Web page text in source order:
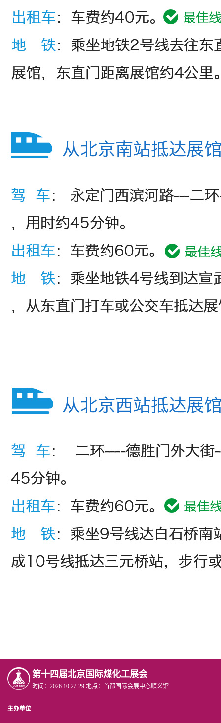
第十四届北京国际煤化工展会
时间：2026.10.27-29 地点：首都国际会展中心顺义馆
主办单位